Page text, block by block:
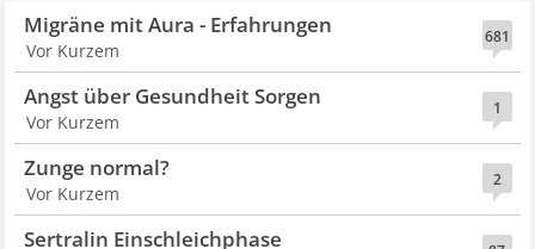
681
Migräne mit Aura - Erfahrungen
Vor Kurzem
1
Angst über Gesundheit Sorgen
Vor Kurzem
2
Zunge normal?
Vor Kurzem
Sertralin Einschleichphase